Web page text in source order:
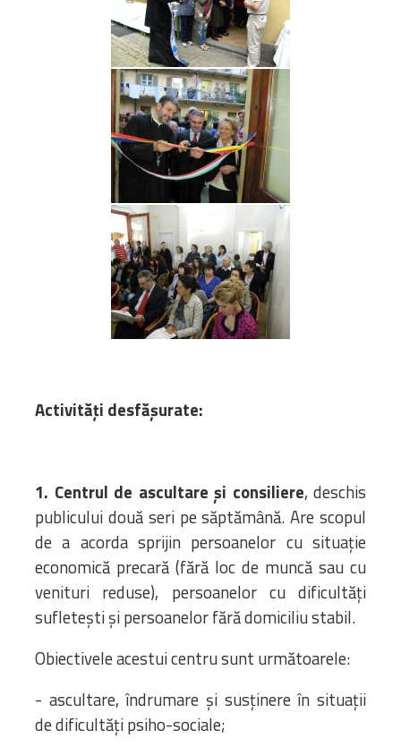
Activități desfășurate:
1. Centrul de ascultare și consiliere, deschis
publicului două seri pe săptămână. Are scopul
de a acorda sprijin persoanelor cu situație
economică precară (fără loc de muncă sau cu
venituri reduse), persoanelor cu dificultăți
sufletești și persoanelor fără domiciliu stabil.
Obiectivele acestui centru sunt următoarele:
- ascultare, îndrumare și susținere în situații
de dificultăți psiho-sociale;